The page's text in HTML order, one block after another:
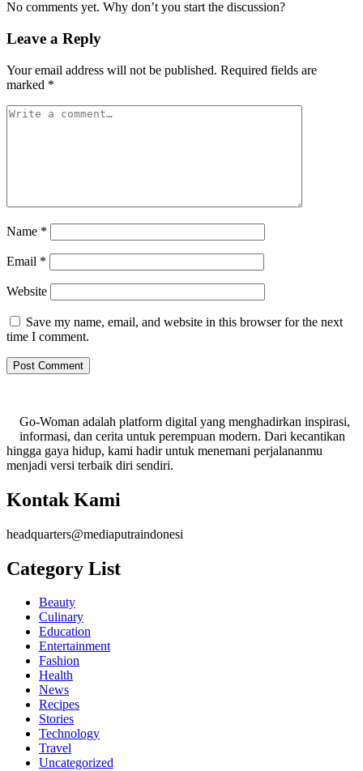
No comments yet. Why don’t you start the discussion?
Leave a Reply
Your email address will not be published. Required fields are
marked *
Name *
Email *
Website
Save my name, email, and website in this browser for the next
time I comment.
Go-Woman adalah platform digital yang menghadirkan inspirasi,
informasi, dan cerita untuk perempuan modern. Dari kecantikan
hingga gaya hidup, kami hadir untuk menemani perjalananmu
menjadi versi terbaik diri sendiri.
Kontak Kami
headquarters@mediaputraindonesi
Category List
Beauty
Culinary
Education
Entertainment
Fashion
Health
News
Recipes
Stories
Technology
Travel
Uncategorized